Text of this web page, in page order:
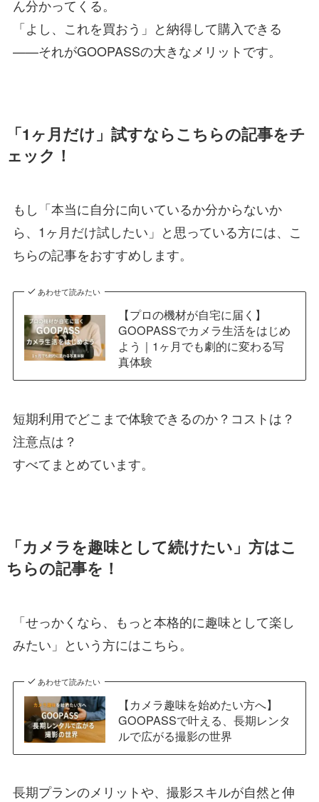
ん分かってくる。
「よし、これを買おう」と納得して購入できる
——それがGOOPASSの大きなメリットです。
「1ヶ月だけ」試すならこちらの記事をチ
ェック！
もし「本当に自分に向いているか分からないか
ら、1ヶ月だけ試したい」と思っている方には、こ
ちらの記事をおすすめします。
あわせて読みたい
【プロの機材が自宅に届く】
GOOPASSでカメラ生活をはじめ
よう｜1ヶ月でも劇的に変わる写
真体験
短期利用でどこまで体験できるのか？コストは？
注意点は？
すべてまとめています。
「カメラを趣味として続けたい」方はこ
ちらの記事を！
「せっかくなら、もっと本格的に趣味として楽し
みたい」という方にはこちら。
あわせて読みたい
【カメラ趣味を始めたい方へ】
GOOPASSで叶える、長期レンタ
ルで広がる撮影の世界
長期プランのメリットや、撮影スキルが自然と伸